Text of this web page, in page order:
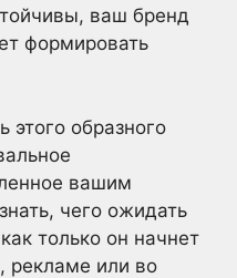
ваш бренд
формировать
этого образного
вашим
чего ожидать
только он начнет
рекламе или во